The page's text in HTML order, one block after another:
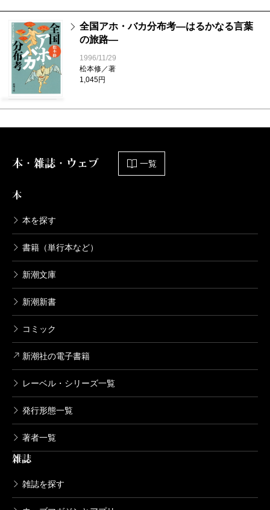
全国アホ・バカ分布考―はるかなる言葉
の旅路―
1996/11/29
松本修／著
1,045円
本・雑誌・ウェブ 一覧
本
本を探す
書籍（単行本など）
新潮文庫
新潮新書
コミック
新潮社の電子書籍
レーベル・シリーズ一覧
発行形態一覧
著者一覧
雑誌
雑誌を探す